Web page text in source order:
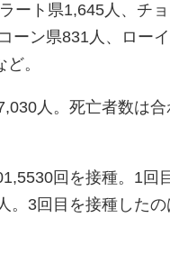
ート県1,645人、チ
ーン県831人、ロー
。
人。死亡者数は
回を接種。1回
。3回目を接種した